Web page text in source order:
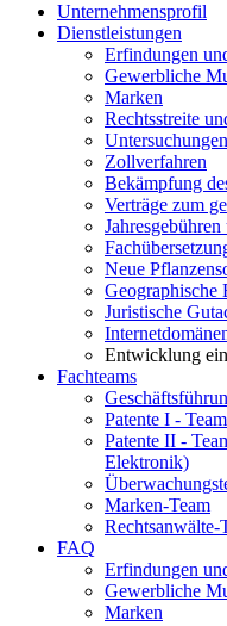
Unternehmensprofil
Dienstleistungen
Erfindungen
Gewerbliche
Marken
Rechtsstreite
Untersuchungen
Zollverfahren
Bekämpfung
Verträge zum
Neue
Geographische
Juristische
Entwicklung
Fachteams
Patente I - Team
Patente II -
Elektronik)
Marken-Team
Rechtsanwälte-
FAQ
Erfindungen
Gewerbliche
Marken